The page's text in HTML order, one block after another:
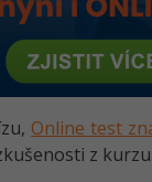
CSS3, Bootstrap,
databáze
a verzování
mobilních aplikací
na AI a bigdata
developer
-80%
-80%
Online test
z kurzu.